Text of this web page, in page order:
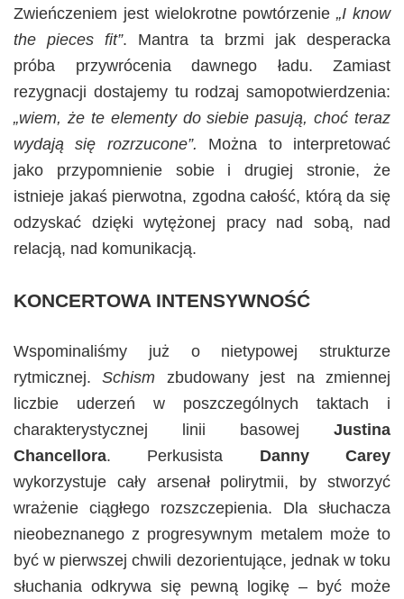
Zwieńczeniem jest wielokrotne powtórzenie„I know
the pieces fit”. Mantra ta brzmi jak desperacka
próba przywrócenia dawnego ładu. Zamiast
rezygnacji dostajemy tu rodzaj samopotwierdzenia:
„wiem, że te elementy do siebie pasują, choć teraz
wydają się rozrzucone”. Można to interpretować
jako przypomnienie sobie i drugiej stronie, że
istnieje jakaś pierwotna, zgodna całość, którą da się
odzyskać dzięki wytężonej pracy nad sobą, nad
relacją, nad komunikacją.
KONCERTOWA INTENSYWNOŚĆ
Wspominaliśmy już o nietypowej strukturze
rytmicznej.Schism zbudowany jest na zmiennej
liczbie uderzeń w poszczególnych taktach i
charakterystycznej linii basowej Justina
Chancellora. Perkusista Danny Carey
wykorzystuje cały arsenał polirytmii, by stworzyć
wrażenie ciągłego rozszczepienia. Dla słuchacza
nieobeznanego z progresywnym metalem może to
być w pierwszej chwili dezorientujące, jednak w toku
słuchania odkrywa się pewną logikę – być może